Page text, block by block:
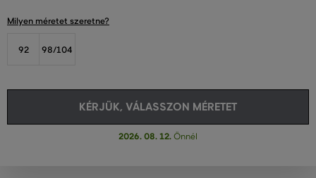
Milyen méretet szeretne?
92 98/104
KÉRJÜK, VÁLASSZON MÉRETET
2026. 08. 12. Önnél